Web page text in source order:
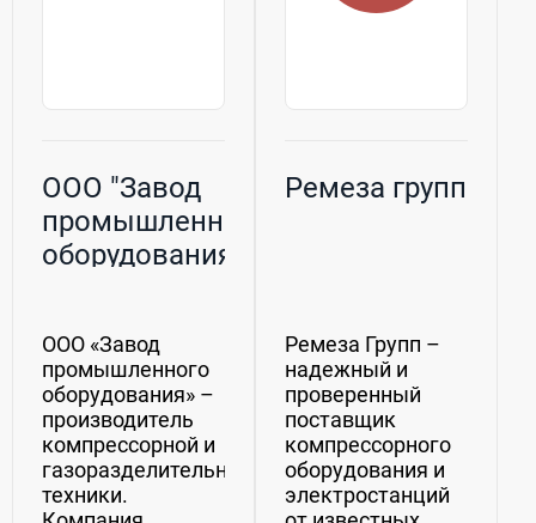
ООО "Завод
промышленного
оборудования"
ООО «Завод
промышленного
оборудования» –
производитель
компрессорной и
газоразделительной
техники.
Ремеза групп
Ремеза Групп –
надежный и
проверенный
поставщик
компрессорного
оборудования и
электростанций